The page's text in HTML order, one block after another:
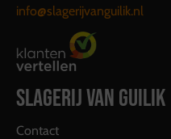
info@slagerijvanguilik.nl
SLAGERIJ VAN GUILIK
Contact